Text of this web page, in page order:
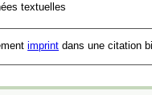
textuelles
imprint dans une citation